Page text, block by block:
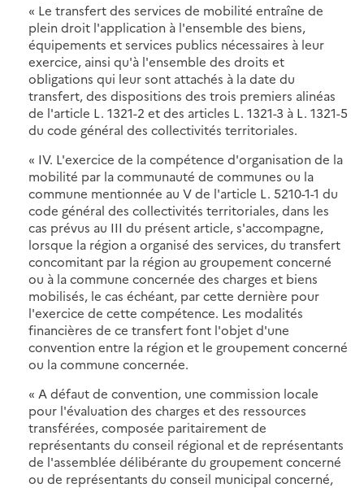
« Le transfert des services de mobilité entraîne de
plein droit l'application à l'ensemble des biens,
équipements et services publics nécessaires à leur
exercice, ainsi qu'à l'ensemble des droits et
obligations qui leur sont attachés à la date du
transfert, des dispositions des trois premiers alinéas
de l'article L. 1321-2 et des articles L. 1321-3 à L. 1321-5
du code général des collectivités territoriales.
« IV. L'exercice de la compétence d'organisation de la
mobilité par la communauté de communes ou la
commune mentionnée au V de l'article L. 5210-1-1 du
code général des collectivités territoriales, dans les
cas prévus au III du présent article, s'accompagne,
lorsque la région a organisé des services, du transfert
concomitant par la région au groupement concerné
ou à la commune concernée des charges et biens
mobilisés, le cas échéant, par cette dernière pour
l'exercice de cette compétence. Les modalités
financières de ce transfert font l'objet d'une
convention entre la région et le groupement concerné
ou la commune concernée.
« A défaut de convention, une commission locale
pour l'évaluation des charges et des ressources
transférées, composée paritairement de
représentants du conseil régional et de représentants
de l'assemblée délibérante du groupement concerné
ou de représentants du conseil municipal concerné,